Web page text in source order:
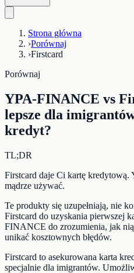
Strona główna
›Porównaj
›Firstcard
Porównaj
YPA-FINANCE vs
lepsze dla
kredyt?
TL;DR
Firstcard daje Ci kartę
mądrze używać.
Te produkty się uzupełniają, nie
Firstcard do uzyskania pierwszej
FINANCE do zrozumienia, jak
unikać kosztownych błędów.
Firstcard to asekurowana karta
specjalnie dla imigrantów.